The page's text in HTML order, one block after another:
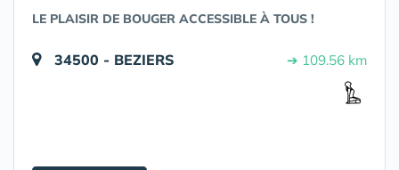
LE PLAISIR DE BOUGER ACCESSIBLE À TOUS !
34500 - BEZIERS ➔ 109.56 km